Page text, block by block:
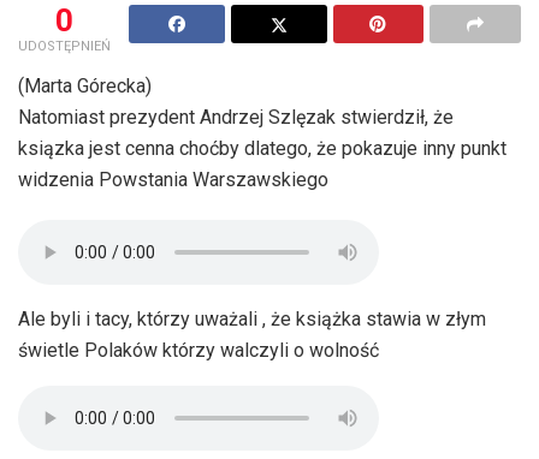
0
UDOSTĘPNIEŃ
(Marta Górecka)
Natomiast prezydent Andrzej Szlęzak stwierdził, że
ksiązka jest cenna choćby dlatego, że pokazuje inny punkt
widzenia Powstania Warszawskiego
Ale byli i tacy, którzy uważali , że książka stawia w złym
świetle Polaków którzy walczyli o wolność